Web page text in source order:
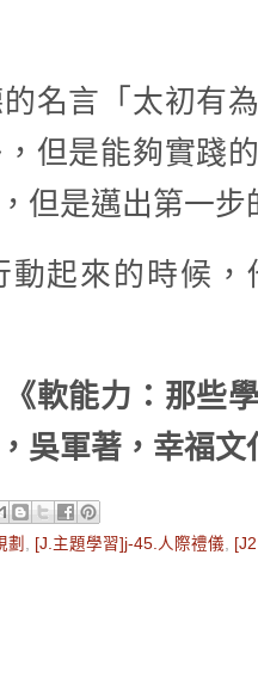
名言「太初有
但是能夠實踐
但是邁出第一步
動起來的時候
軟能力：那些
吳軍著，幸福文
劃 , [J.主題學習]j-45.人際禮儀,